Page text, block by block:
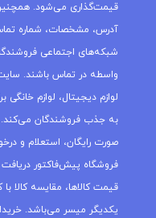
قیمت‌گذاری می‌شود. همچنین
آدرس، مشخصات، شماره
شبکه‌های اجتماعی
واسطه در تماس باشند. سایت
لوازم دیجیتال، لوازم خانگی
به جذب فروشندگان می‌کند.
صورت رایگان، استعلام و
فروشگاه پیش‌فاکتور دریافت
قیمت کالاها، مقایسه کالا
یکدیگر میسر می‌باشد.